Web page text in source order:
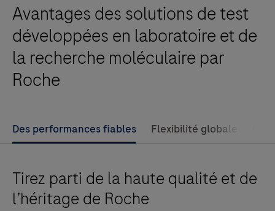
l’ARN
à
partir
d’un
large
matières
utilisant
la
Avantages des solutions de test
développées en laboratoire et de
la recherche moléculaire par
Roche
Des performances fiables Flexibilité globale
Tirez parti de la haute qualité et de
l’héritage de Roche